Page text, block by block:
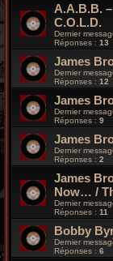
A.A.B.B.
C.O.L.D.
Dernier
Réponses : 13
James
Dernier
Réponses : 12
James
Dernier
Réponses : 9
James
Dernier
Réponses : 2
James
Now… /
Dernier
Réponses : 11
Bobby
Dernier
Réponses : 6